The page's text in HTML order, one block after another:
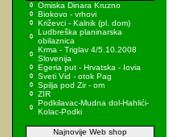
Omiska Dinara Kruzno
Biokovo - vrhovi
Križevci - Kalnik (pl. dom)
Ludbreška planinarska
obilaznica
Krma - Triglav 4/5.10.2008
Slovenija
Egeria put - Hrvatska - Iovia
Sveti Vid - otok Pag
Spilja pod Zir - om
ZIR
Podkilavac-Mudna dol-Hahlići-
Kolac-Podki
Najnovije Web shop